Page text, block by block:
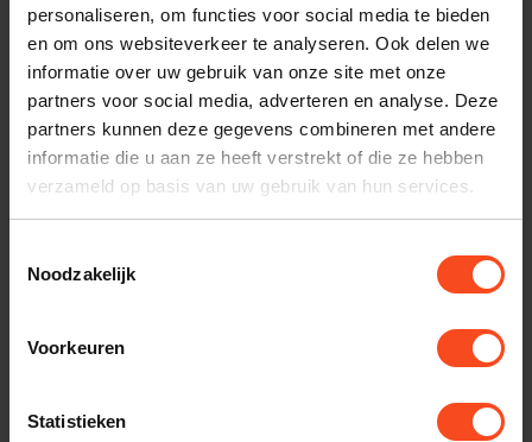
personaliseren, om functies voor social media te bieden
en om ons websiteverkeer te analyseren. Ook delen we
informatie over uw gebruik van onze site met onze
partners voor social media, adverteren en analyse. Deze
partners kunnen deze gegevens combineren met andere
informatie die u aan ze heeft verstrekt of die ze hebben
verzameld op basis van uw gebruik van hun services.
Noodzakelijk
Voorkeuren
Statistieken
klantenservice.
Interesse in product
Maak een luisterafspraak